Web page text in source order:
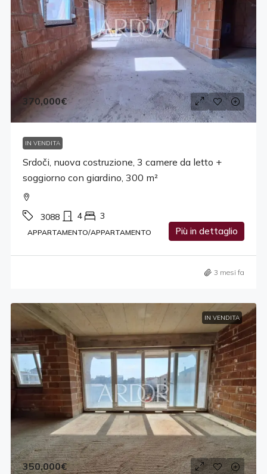
370,000€
IN VENDITA
Srdoči, nuova costruzione, 3 camere da letto +
soggiorno con giardino, 300 m²
3088 4 3
APPARTAMENTO/APPARTAMENTO Più in dettaglio
3 mesi fa
IN VENDITA
350,000€